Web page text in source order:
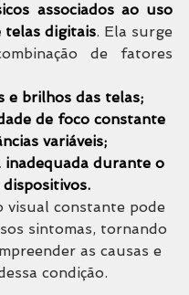
associados ao uso
telas digitais. Ela surge
de fatores
e brilhos das telas;
de foco constante
variáveis;
inadequada durante o
visual constante pode
sintomas, tornando
as causas e
condição.